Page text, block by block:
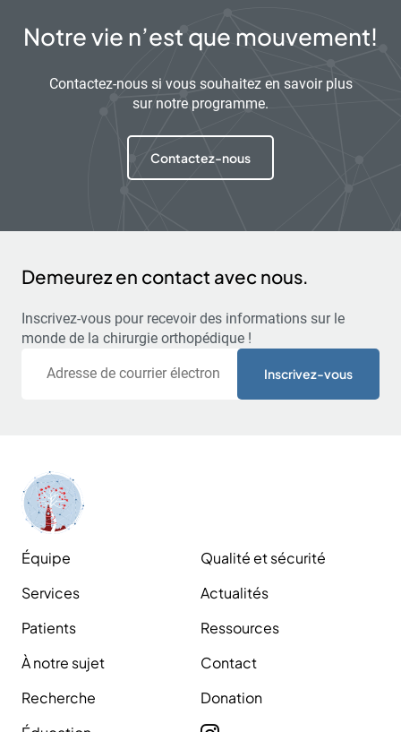
Notre vie n’est que mouvement!
Contactez-nous si vous souhaitez en savoir plus
sur notre programme.
Contactez-nous
Demeurez en contact avec nous.
Inscrivez-vous pour recevoir des informations sur le
monde de la chirurgie orthopédique !
Équipe
Services
Patients
À notre sujet
Recherche
Qualité et sécurité
Actualités
Ressources
Contact
Donation